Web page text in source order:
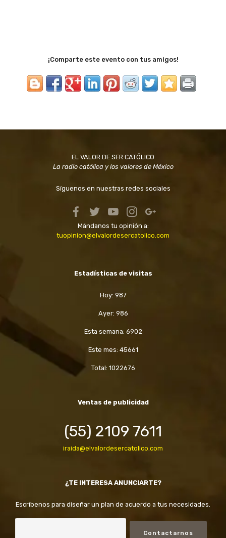
¡Comparte este evento con tus amigos!
EL VALOR DE SER CATÓLICO
La radio católica y los valores de México
Síguenos en nuestras redes sociales
Mándanos tu opinión a:
tuopinion@elvalordesercatolico.com
Estadísticas de visitas
Hoy: 987
Ayer: 986
Esta semana: 6902
Este mes: 45661
Total: 1022676
Ventas de publicidad
(55) 2109 7611
iraida@elvalordesercatolico.com
¿TE INTERESA ANUNCIARTE?
Escríbenos para diseñar un plan de acuerdo a tus necesidades.
Contactarnos